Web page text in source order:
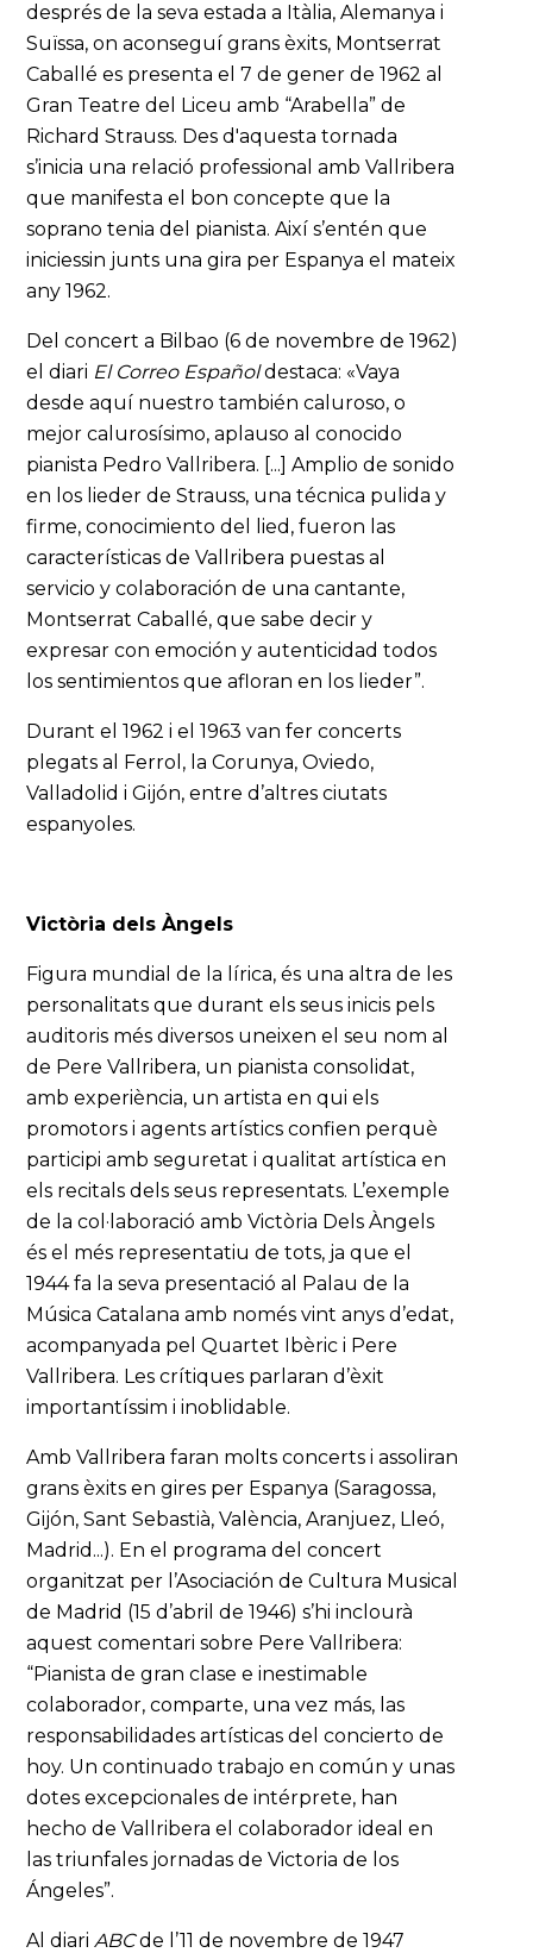
després de la seva estada a Itàlia, Alemanya i
Suïssa, on aconseguí grans èxits, Montserrat
Caballé es presenta el 7 de gener de 1962 al
Gran Teatre del Liceu amb “Arabella” de
Richard Strauss. Des d'aquesta tornada
s’inicia una relació professional amb Vallribera
que manifesta el bon concepte que la
soprano tenia del pianista. Així s’entén que
iniciessin junts una gira per Espanya el mateix
any 1962.
Del concert a Bilbao (6 de novembre de 1962)
el diari El Correo Españoldestaca: «Vaya
desde aquí nuestro también caluroso, o
mejor calurosísimo, aplauso al conocido
pianista Pedro Vallribera. [...] Amplio de sonido
en los lieder de Strauss, una técnica pulida y
firme, conocimiento del lied, fueron las
características de Vallribera puestas al
servicio y colaboración de una cantante,
Montserrat Caballé, que sabe decir y
expresar con emoción y autenticidad todos
los sentimientos que afloran en los lieder”.
Durant el 1962 i el 1963 van fer concerts
plegats al Ferrol, la Corunya, Oviedo,
Valladolid i Gijón, entre d’altres ciutats
espanyoles.
Victòria dels Àngels
Figura mundial de la lírica, és una altra de les
personalitats que durant els seus inicis pels
auditoris més diversos uneixen el seu nom al
de Pere Vallribera, un pianista consolidat,
amb experiència, un artista en qui els
promotors i agents artístics confien perquè
participi amb seguretat i qualitat artística en
els recitals dels seus representats. L’exemple
de la col·laboració amb Victòria Dels Àngels
és el més representatiu de tots, ja que el
1944 fa la seva presentació al Palau de la
Música Catalana amb només vint anys d’edat,
acompanyada pel Quartet Ibèric i Pere
Vallribera. Les crítiques parlaran d’èxit
importantíssim i inoblidable.
Amb Vallribera faran molts concerts i assoliran
grans èxits en gires per Espanya (Saragossa,
Gijón, Sant Sebastià, València, Aranjuez, Lleó,
Madrid...). En el programa del concert
organitzat per l’Asociación de Cultura Musical
de Madrid (15 d’abril de 1946) s’hi inclourà
aquest comentari sobre Pere Vallribera:
“Pianista de gran clase e inestimable
colaborador, comparte, una vez más, las
responsabilidades artísticas del concierto de
hoy. Un continuado trabajo en común y unas
dotes excepcionales de intérprete, han
hecho de Vallribera el colaborador ideal en
las triunfales jornadas de Victoria de los
Ángeles”.
Al diariABCde l’11 de novembre de 1947